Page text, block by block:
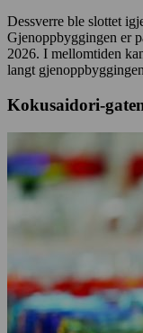
Dessverre ble slottet
Gjenoppbyggingen er
2026. I mellomtiden
langt
Kokusaidori-